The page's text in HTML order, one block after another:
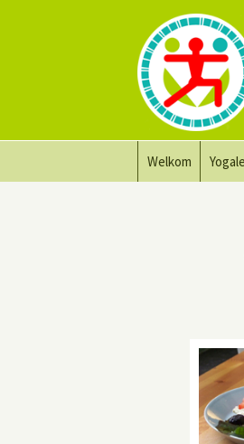
Welkom
Deep
Yoga